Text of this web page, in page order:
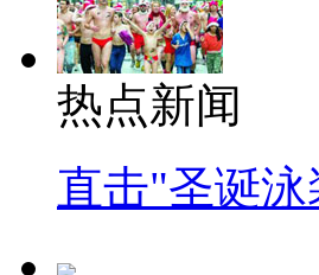
热点新闻
直击"圣诞